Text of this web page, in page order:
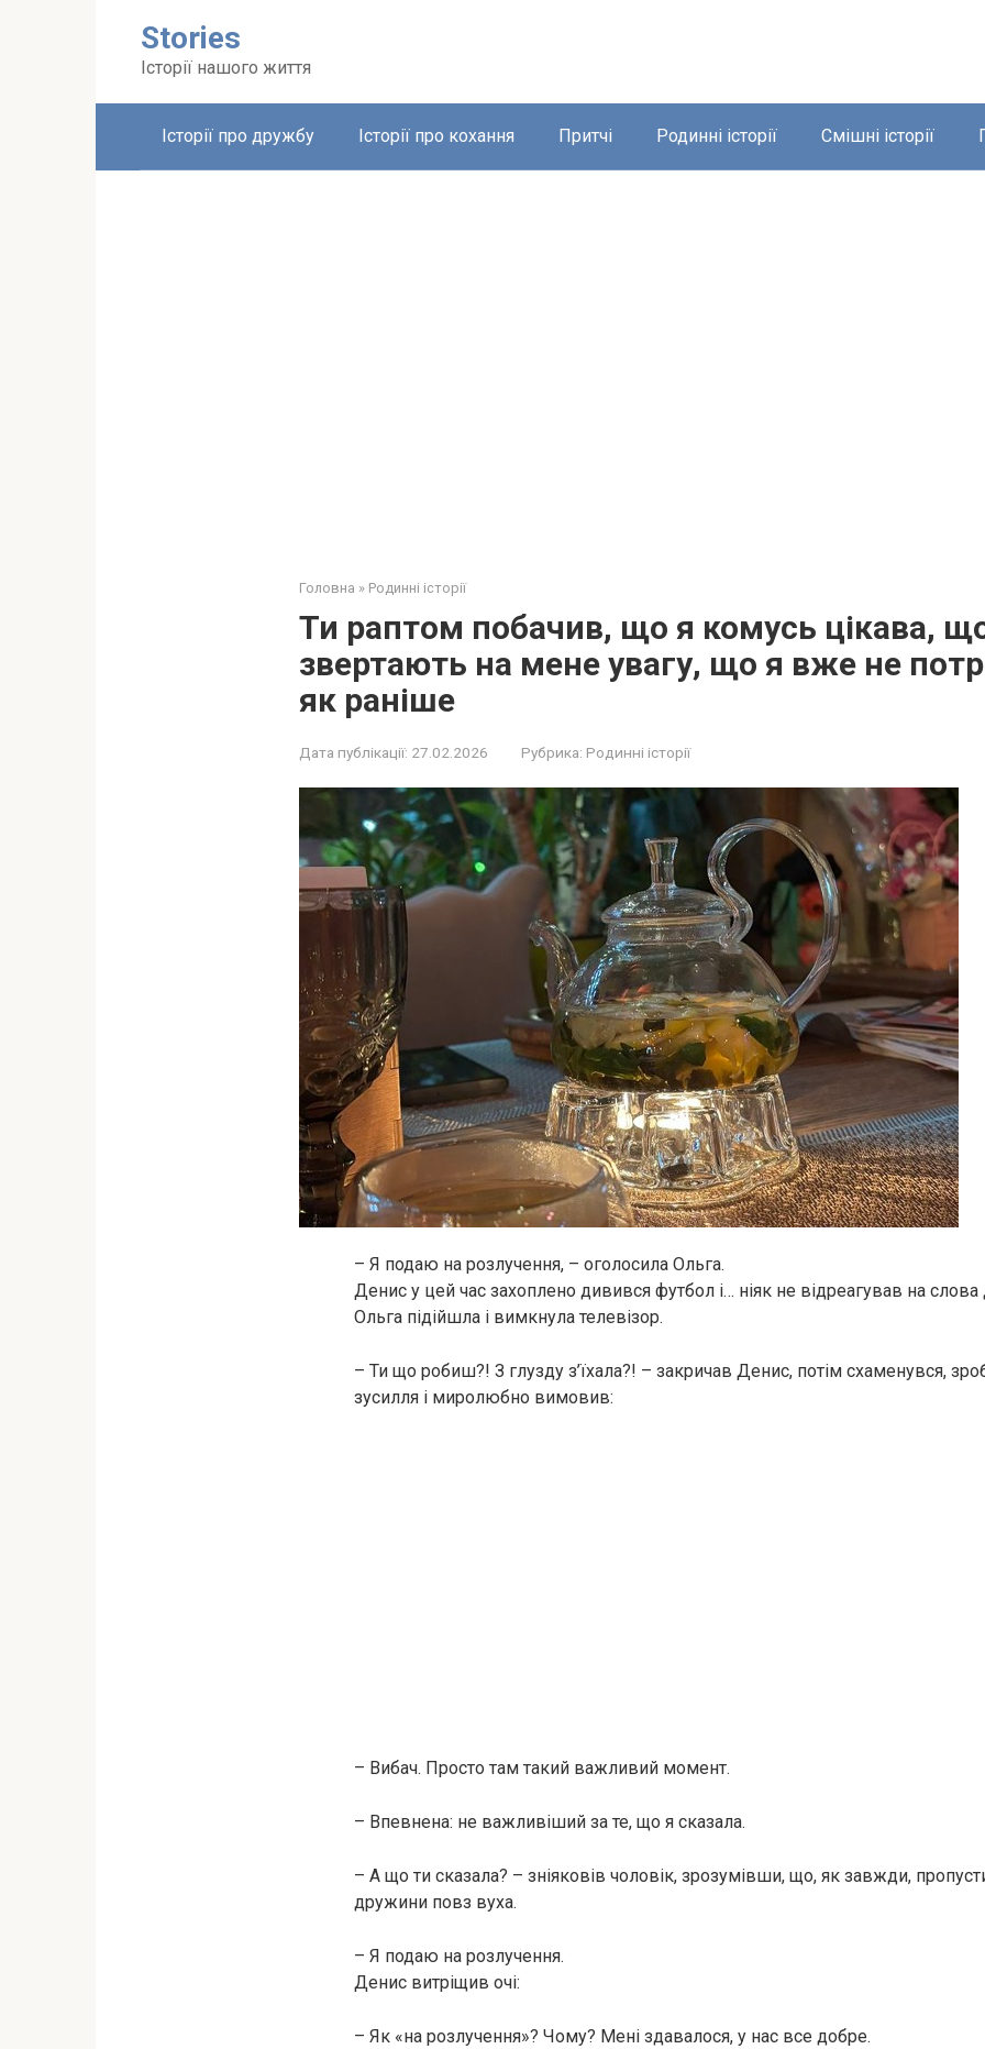
Stories
Історії нашого життя
Історії про дружбу Історії про кохання Притчі Родинні історії Смішні історії
Головна » Родинні історії
Ти раптом побачив, що я комусь цікава,
звертають на мене увагу, що я вже не
як раніше
Дата публікації: 27.02.2026 Рубрика: Родинні історії
– Я подаю на розлучення, – оголосила Ольга.
Денис у цей час захоплено дивився футбол і… ніяк не відреагував на
Ольга підійшла і вимкнула телевізор.
– Ти що робиш?! З глузду з’їхала?! – закричав Денис, потім схаменувся,
зусилля і миролюбно вимовив:
– Вибач. Просто там такий важливий момент.
– Впевнена: не важливіший за те, що я сказала.
– А що ти сказала? – зніяковів чоловік, зрозумівши, що, як завжди,
дружини повз вуха.
– Я подаю на розлучення.
Денис витріщив очі:
– Як «на розлучення»? Чому? Мені здавалося, у нас все добре.